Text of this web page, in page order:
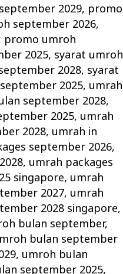
2029, promo
september 2026,
promo umroh
2025, syarat umroh
2028, syarat
2025, umrah
september 2028,
2025, umrah
2028, umrah in
september 2026,
, umrah packages
singapore, umrah
2027, umrah
2028 singapore,
bulan september,
bulan september
, umroh bulan
september 2025,